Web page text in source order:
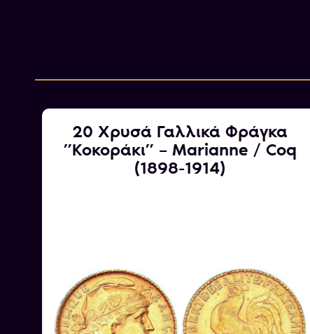
20 Χρυσά Γαλλικά Φράγκα
”Κοκοράκι” – Marianne / Coq
(1898-1914)